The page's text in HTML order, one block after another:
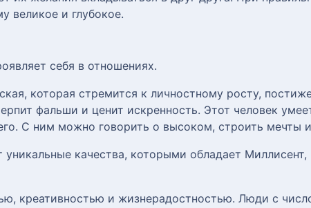
великое и глубокое.
себя в отношениях.
которая стремится к личностному росту,
фальши и ценит искренность. Этот человек
С ним можно говорить о высоком, строить мечты и
качества, которыми обладает Миллисент,
креативностью и жизнерадостностью. Люди с